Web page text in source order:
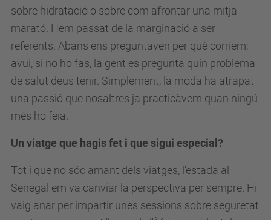
sobre hidratació o sobre com afrontar una mitja
marató. Hem passat de la marginació a ser
referents. Abans ens preguntaven per què corríem;
avui, si no ho fas, la gent es pregunta quin problema
de salut deus tenir. Simplement, la moda ha atrapat
una passió que nosaltres ja practicàvem quan ningú
més ho feia.
Un viatge que hagis fet i que sigui especial?
Tot i que no sóc amant dels viatges, l'estada al
Senegal em va canviar la perspectiva per sempre. Hi
vaig anar per impartir unes sessions sobre seguretat